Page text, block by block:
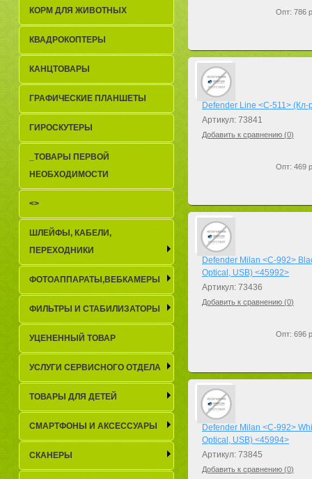
Опт: 786
Defender Line <C-511>
Артикул: 73841
Добавить к сравнению (0)
Опт: 469
Defender Milan <C-992>
Optical, USB) <45992>
Артикул: 73436
Добавить к сравнению (0)
Опт: 696
Defender Milan <C-992>
Optical, USB) <45994>
Артикул: 73845
Добавить к сравнению (0)
КОРМ ДЛЯ ЖИВОТНЫХ
КВАДРОКОПТЕРЫ
КАНЦТОВАРЫ
ГРАФИЧЕСКИЕ ПЛАНШЕТЫ
ГИРОСКУТЕРЫ
_TОВАРЫ ПЕРВОЙ
НЕОБХОДИМОСТИ
<>
ШЛЕЙФЫ, КАБЕЛИ,
ПЕРЕХОДНИКИ
ФОТОАППАРАТЫ,ВЕБКАМЕРЫ
ФИЛЬТРЫ И СТАБИЛИЗАТОРЫ
УЦЕНЕННЫЙ ТОВАР
УСЛУГИ СЕРВИСНОГО ОТДЕЛА
ТОВАРЫ ДЛЯ ДЕТЕЙ
СМАРТФОНЫ И АКСЕССУАРЫ
СКАНЕРЫ